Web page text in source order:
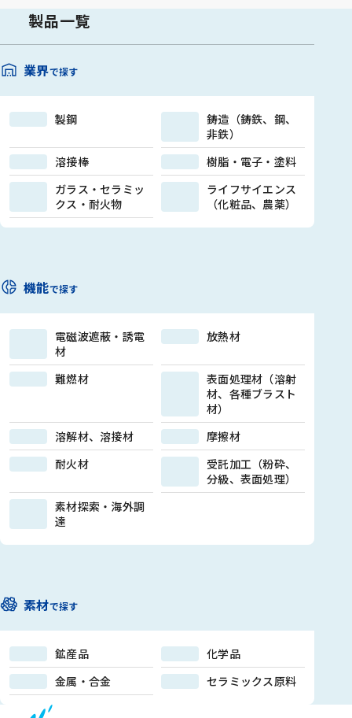
スブラスト材に代わる新材料
として､ご紹介しております。
この『GRITTAL』は破砕性が
材と比較して高い耐用度が特
製品一覧
業界で探す
製鋼
鋳造（鋳鉄、鋼、
非鉄）
溶接棒
樹脂・電子・塗料
ガラス・セラミッ
クス・耐火物
ライフサイエンス
（化粧品、農薬）
機能で探す
電磁波遮蔽・誘電
材
放熱材
難燃材
表面処理材（溶射
材、各種ブラスト
材）
溶解材、溶接材
摩擦材
耐火材
受託加工（粉砕、
分級、表面処理）
素材探索・海外調
達
素材で探す
鉱産品
化学品
金属・合金
セラミックス原料